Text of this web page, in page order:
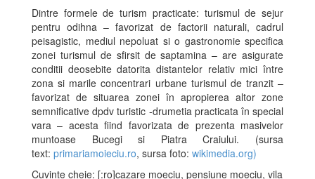
Dintre formele de turism practicate: turismul de sejur
pentru odihna – favorizat de factorii naturali, cadrul
peisagistic, mediul nepoluat si o gastronomie specifica
zonei turismul de sfirsit de saptamina – are asigurate
conditii deosebite datorita distantelor relativ mici între
zona si marile concentrari urbane turismul de tranzit –
favorizat de situarea zonei în apropierea altor zone
semnificative dpdv turistic -drumetia practicata în special
vara – acesta fiind favorizata de prezenta masivelor
muntoase Bucegi si Piatra Craiului. (sursa
text: primariamoieciu.ro, sursa foto: wikimedia.org)
Cuvinte cheie: [:ro]cazare moeciu, pensiune moeciu, vila